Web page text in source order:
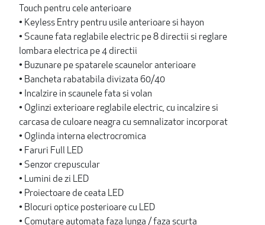
Touch pentru cele anterioare
• Keyless Entry pentru usile anterioare si hayon
• Scaune fata reglabile electric pe 8 directii si reglare
lombara electrica pe 4 directii
• Buzunare pe spatarele scaunelor anterioare
• Bancheta rabatabila divizata 60/40
• Incalzire in scaunele fata si volan
• Oglinzi exterioare reglabile electric, cu incalzire si
carcasa de culoare neagra cu semnalizator incorporat
• Oglinda interna electrocromica
• Faruri Full LED
• Senzor crepuscular
• Lumini de zi LED
• Proiectoare de ceata LED
• Blocuri optice posterioare cu LED
• Comutare automata faza lunga / faza scurta